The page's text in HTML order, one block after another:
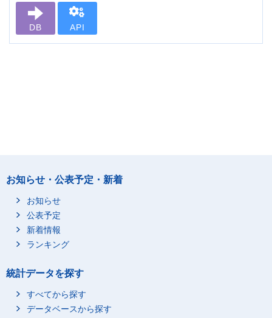
DB API
お知らせ・公表予定・新着
お知らせ
公表予定
新着情報
ランキング
統計データを探す
すべてから探す
データベースから探す